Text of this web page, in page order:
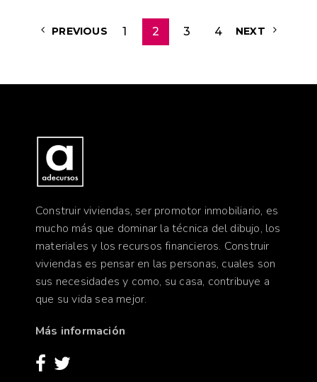
PREVIOUS 1 2 3 4 NEXT
Construir viviendas, ser promotor inmobiliario, es
mucho más que dominar la técnica del dibujo, los
materiales y los recursos financieros. Construir
viviendas es pensar en las personas, cuales son
sus necesidades y como, su casa, contribuye a
que su vida sea mejor.
Más información